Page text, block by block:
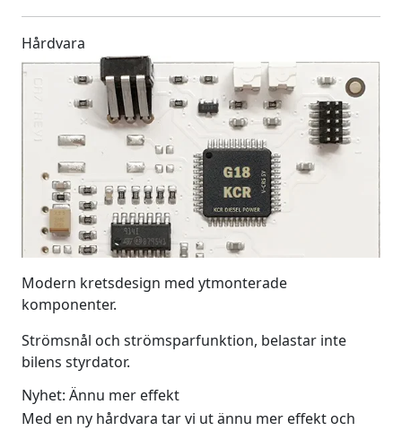
Hårdvara
Modern kretsdesign med ytmonterade
komponenter.
Strömsnål och strömsparfunktion, belastar inte
bilens styrdator.
Nyhet: Ännu mer effekt
Med en ny hårdvara tar vi ut ännu mer effekt och